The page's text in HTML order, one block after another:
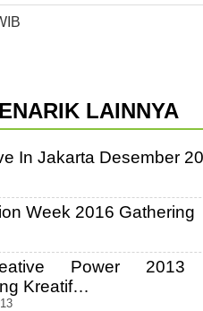
LAINNYA
In Jakarta Desember
Week 2016 Gathering
Power 2013
Kreatif…